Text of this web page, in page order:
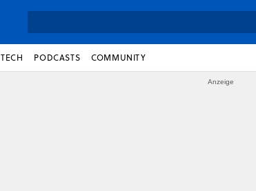
TECH PODCASTS COMMUNITY